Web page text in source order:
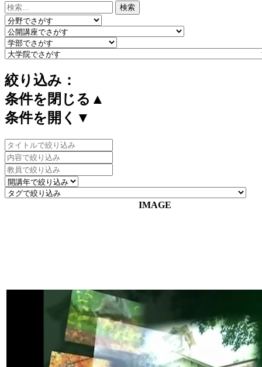
絞り込み：
条件を閉じる▲
条件を開く▼
IMAGE